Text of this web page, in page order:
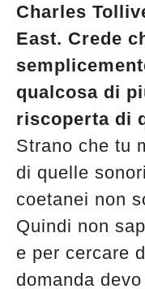
Charles
East. Crede
qualcosa di
riscoperta di
Strano che tu
di quelle
coetanei non
Quindi non
e per cercare
domanda